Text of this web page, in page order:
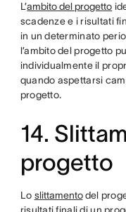
L’ambito del progetto
scadenze e i risultati
in un determinato
l’ambito del progetto
individualmente il
quando aspettarsi
progetto.
14.
progetto
Lo slittamentodel